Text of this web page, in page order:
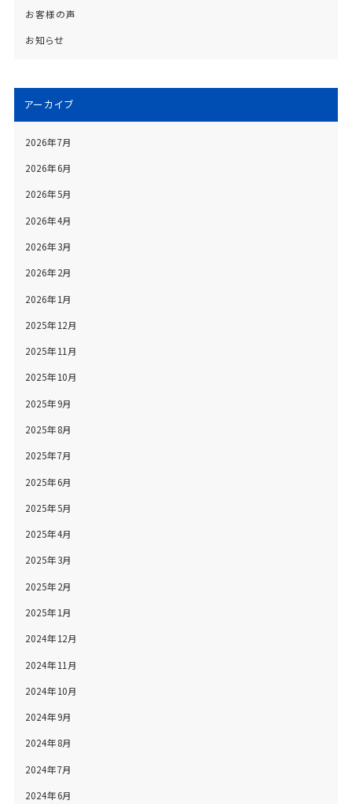
お客様の声
お知らせ
アーカイブ
2026年7月
2026年6月
2026年5月
2026年4月
2026年3月
2026年2月
2026年1月
2025年12月
2025年11月
2025年10月
2025年9月
2025年8月
2025年7月
2025年6月
2025年5月
2025年4月
2025年3月
2025年2月
2025年1月
2024年12月
2024年11月
2024年10月
2024年9月
2024年8月
2024年7月
2024年6月